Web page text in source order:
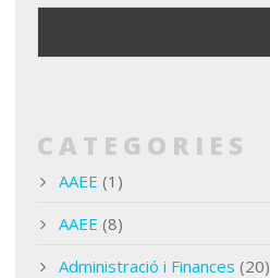
CATEGORIES
AAEE (1)
AAEE (8)
Administració i Finances (20)